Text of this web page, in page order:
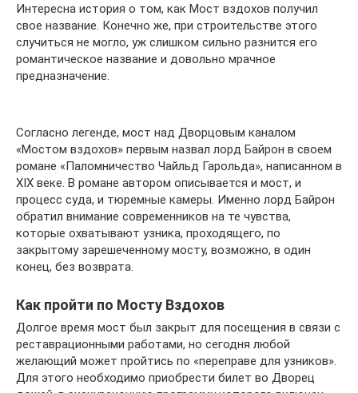
Интересна история о том, как Мост вздохов получил
свое название. Конечно же, при строительстве этого
случиться не могло, уж слишком сильно разнится его
романтическое название и довольно мрачное
предназначение.
Согласно легенде, мост над Дворцовым каналом
«Мостом вздохов» первым назвал лорд Байрон в своем
романе «Паломничество Чайльд Гарольда», написанном в
XIX веке. В романе автором описывается и мост, и
процесс суда, и тюремные камеры. Именно лорд Байрон
обратил внимание современников на те чувства,
которые охватывают узника, проходящего, по
закрытому зарешеченному мосту, возможно, в один
конец, без возврата.
Как пройти по Мосту Вздохов
Долгое время мост был закрыт для посещения в связи с
реставрационными работами, но сегодня любой
желающий может пройтись по «переправе для узников».
Для этого необходимо приобрести билет во Дворец